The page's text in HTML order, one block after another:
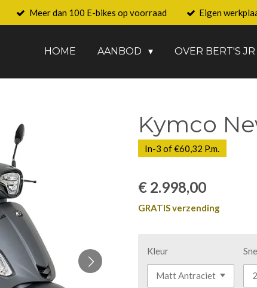
Meer dan 100 E-bikes op voorraad Eigen
HOME AANBOD OVER BERT'S JR
Kymco
In-3 of €60,32 P.m.
€ 2.998,00
GRATIS verzending
Kleur